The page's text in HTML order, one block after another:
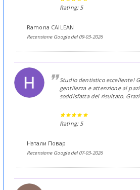
Rating: 5
Ramona CAILEAN
Recensione Google del 09-03-2026
Studio dentistico eccellente!
gentilezza e attenzione ai
soddisfatta del risultato.
Rating: 5
Натали Повар
Recensione Google del 07-03-2026